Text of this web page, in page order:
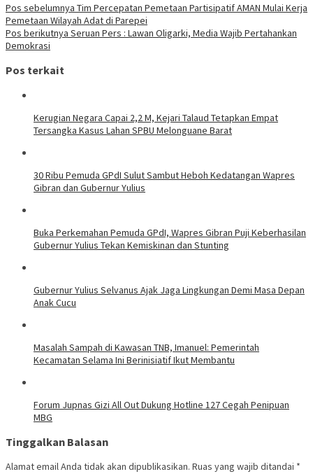
Pos sebelumnya Tim Percepatan Pemetaan Partisipatif AMAN Mulai Kerja
Pemetaan Wilayah Adat di Parepei
Pos berikutnya Seruan Pers : Lawan Oligarki, Media Wajib Pertahankan
Demokrasi
Pos terkait
Kerugian Negara Capai 2,2 M, Kejari Talaud Tetapkan Empat
Tersangka Kasus Lahan SPBU Melonguane Barat
30 Ribu Pemuda GPdI Sulut Sambut Heboh Kedatangan Wapres
Gibran dan Gubernur Yulius
Buka Perkemahan Pemuda GPdI, Wapres Gibran Puji Keberhasilan
Gubernur Yulius Tekan Kemiskinan dan Stunting
Gubernur Yulius Selvanus Ajak Jaga Lingkungan Demi Masa Depan
Anak Cucu
Masalah Sampah di Kawasan TNB, Imanuel: Pemerintah
Kecamatan Selama Ini Berinisiatif Ikut Membantu
Forum Jupnas Gizi All Out Dukung Hotline 127 Cegah Penipuan
MBG
Tinggalkan Balasan
Alamat email Anda tidak akan dipublikasikan. Ruas yang wajib ditandai *